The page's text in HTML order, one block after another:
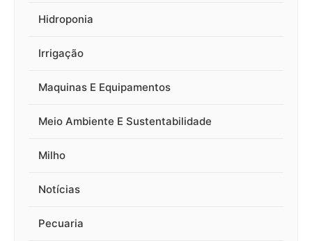
Hidroponia
Irrigação
Maquinas E Equipamentos
Meio Ambiente E Sustentabilidade
Milho
Notícias
Pecuaria